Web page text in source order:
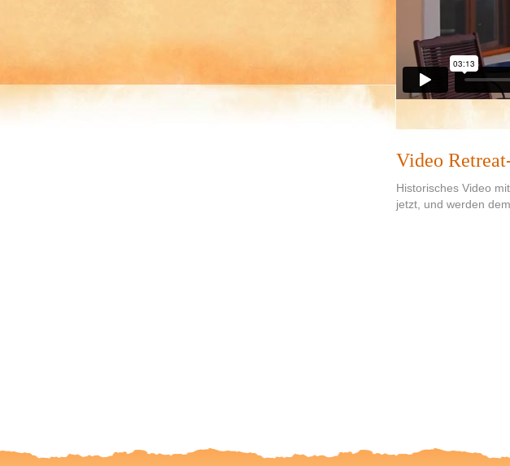
Video
Historisches Video
jetzt, und werden